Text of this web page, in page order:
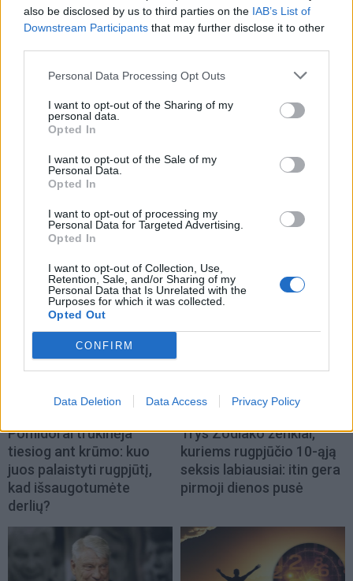
also be disclosed by us to third parties on the IAB’s List of
Downstream Participants that may further disclose it to other
Personal Data Processing Opt Outs
I want to opt-out of the Sharing of my
personal data.
Opted In
I want to opt-out of the Sale of my
Personal Data.
Opted In
I want to opt-out of processing my
Personal Data for Targeted Advertising.
Opted In
I want to opt-out of Collection, Use,
Retention, Sale, and/or Sharing of my
Personal Data that Is Unrelated with the
Purposes for which it was collected.
Opted Out
CONFIRM
Data Deletion Data Access Privacy Policy
TAIP PAT SKAITYKITE
Pomidorai trūkinėja
tiesiog ant krūmo: kuo
juos palaistyti rugpjūtį,
kad išsaugotumėte
derlių?
Laisvalaikis
Trys Zodiako ženklai,
kuriems rugpjūčio 10-ąją
seksis labiausiai: itin gera
pirmoji dienos pusė